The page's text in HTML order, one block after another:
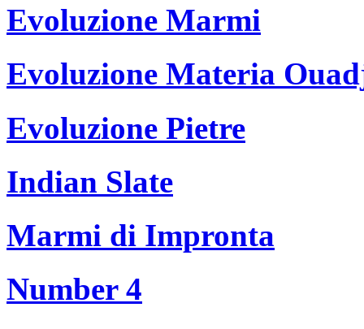
Evoluzione Marmi
Evoluzione Materia
Evoluzione Pietre
Indian Slate
Marmi di Impronta
Number 4